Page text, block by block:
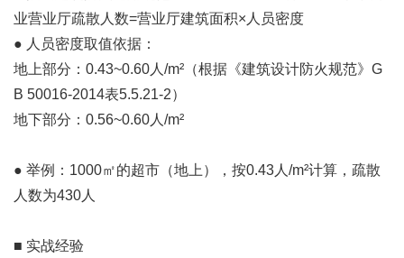
业营业厅疏散人数=营业厅建筑面积×人员密度
● 人员密度取值依据：
地上部分：0.43~0.60人/m²（根据《建筑设计防火规范》G
B 50016-2014表5.5.21-2）
地下部分：0.56~0.60人/m²
● 举例：1000㎡的超市（地上），按0.43人/m²计算，疏散
人数为430人
■ 实战经验